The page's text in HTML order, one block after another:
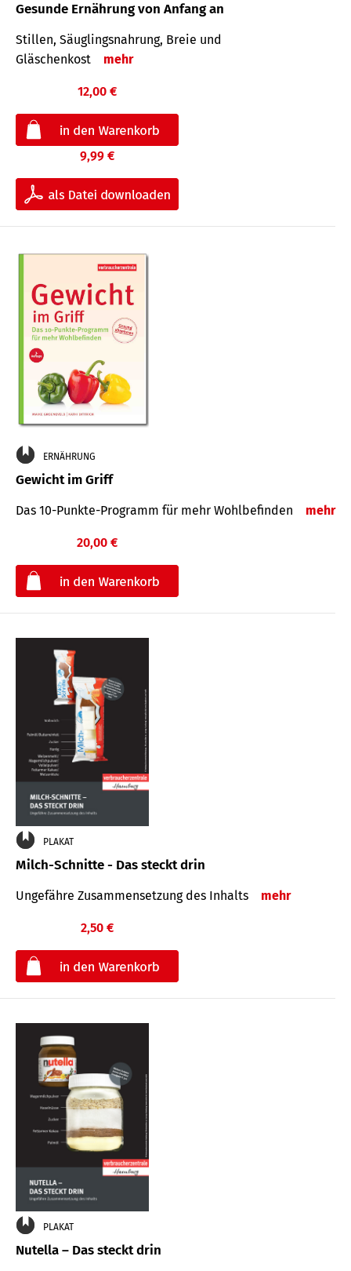
Gesunde Ernährung von Anfang an
Stillen, Säuglingsnahrung, Breie und
Gläschenkost
mehr
12,00 €
9,99 €
ERNÄHRUNG
Gewicht im Griff
Das 10-Punkte-Programm für mehr Wohlbefinden mehr
20,00 €
PLAKAT
Milch-Schnitte - Das steckt drin
Ungefähre Zu­sammen­setzung des Inhalts mehr
2,50 €
PLAKAT
Nutella – Das steckt drin